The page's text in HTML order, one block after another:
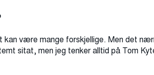
kan være mange forskjellige. Men det
sitat, men jeg tenker alltid på Tom